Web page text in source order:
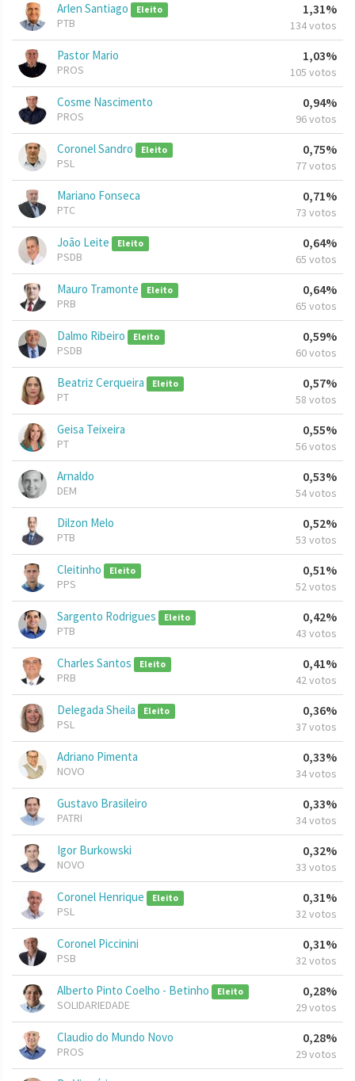
Arlen Santiago Eleito
PTB
1,31%
134 votos
Pastor Mario
PROS
1,03%
105 votos
Cosme Nascimento
PROS
0,94%
96 votos
Coronel Sandro Eleito
PSL
0,75%
77 votos
Mariano Fonseca
PTC
0,71%
73 votos
João Leite Eleito
PSDB
0,64%
65 votos
Mauro Tramonte Eleito
PRB
0,64%
65 votos
Dalmo Ribeiro Eleito
PSDB
0,59%
60 votos
Beatriz Cerqueira Eleito
PT
0,57%
58 votos
Geisa Teixeira
PT
0,55%
56 votos
Arnaldo
DEM
0,53%
54 votos
Dilzon Melo
PTB
0,52%
53 votos
Cleitinho Eleito
PPS
0,51%
52 votos
Sargento Rodrigues Eleito
PTB
0,42%
43 votos
Charles Santos Eleito
PRB
0,41%
42 votos
Delegada Sheila Eleito
PSL
0,36%
37 votos
Adriano Pimenta
NOVO
0,33%
34 votos
Gustavo Brasileiro
PATRI
0,33%
34 votos
Igor Burkowski
NOVO
0,32%
33 votos
Coronel Henrique Eleito
PSL
0,31%
32 votos
Coronel Piccinini
PSB
0,31%
32 votos
Alberto Pinto Coelho - Betinho Eleito
SOLIDARIEDADE
0,28%
29 votos
Claudio do Mundo Novo
PROS
0,28%
29 votos